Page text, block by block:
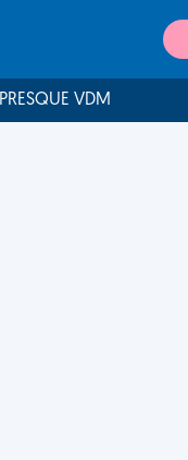
PRESQUE VDM